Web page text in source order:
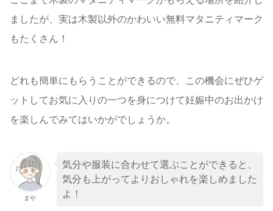
ましたが、実は木製以外のかわいい無料マタニティマーク
もたくさん！
どれも簡単にもらうことができるので、この機会にぜひゲ
ットしてお気に入りの一つを身につけて妊娠中のお出かけ
を楽しんでみてはいかがでしょうか。
まや
気分や服装に合わせて選ぶことができると、
気分も上がってよりおしゃれを楽しめました
よ！